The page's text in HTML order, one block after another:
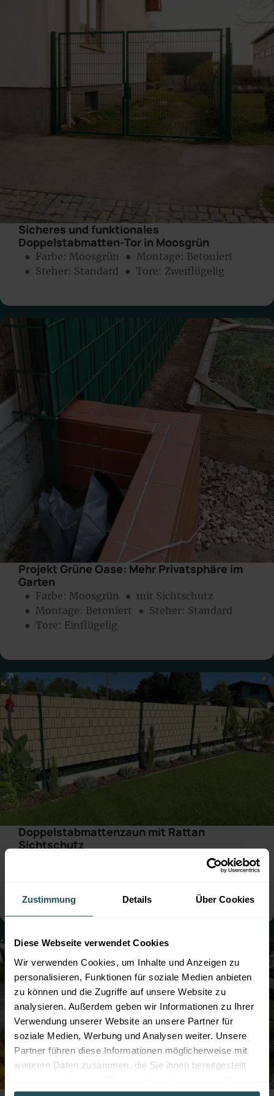
Zustimmung Details Über Cookies
Diese Webseite verwendet Cookies
Wir verwenden Cookies, um Inhalte und Anzeigen zu
personalisieren, Funktionen für soziale Medien anbieten
zu können und die Zugriffe auf unsere Website zu
analysieren. Außerdem geben wir Informationen zu Ihrer
Verwendung unserer Website an unsere Partner für
soziale Medien, Werbung und Analysen weiter. Unsere
Partner führen diese Informationen möglicherweise mit
weiteren Daten zusammen, die Sie ihnen bereitgestellt
gesammelt haben.
Sicheres und funktionales
Doppelstabmatten-Tor in Moosgrün
● Farbe: Moosgrün ● Montage: Betoniert
● Steher: Standard
● Tore: Zweiflügelig
Projekt Grüne Oase: Mehr Privatsphäre im
Garten
● Farbe: Moosgrün
● mit Sichtschutz
● Montage: Betoniert
● Steher: Standard
● Tore: Einflügelig
Doppelstabmattenzaun mit Rattan
Sichtschutz
● mit Sichtschutz
● Steher: Standard